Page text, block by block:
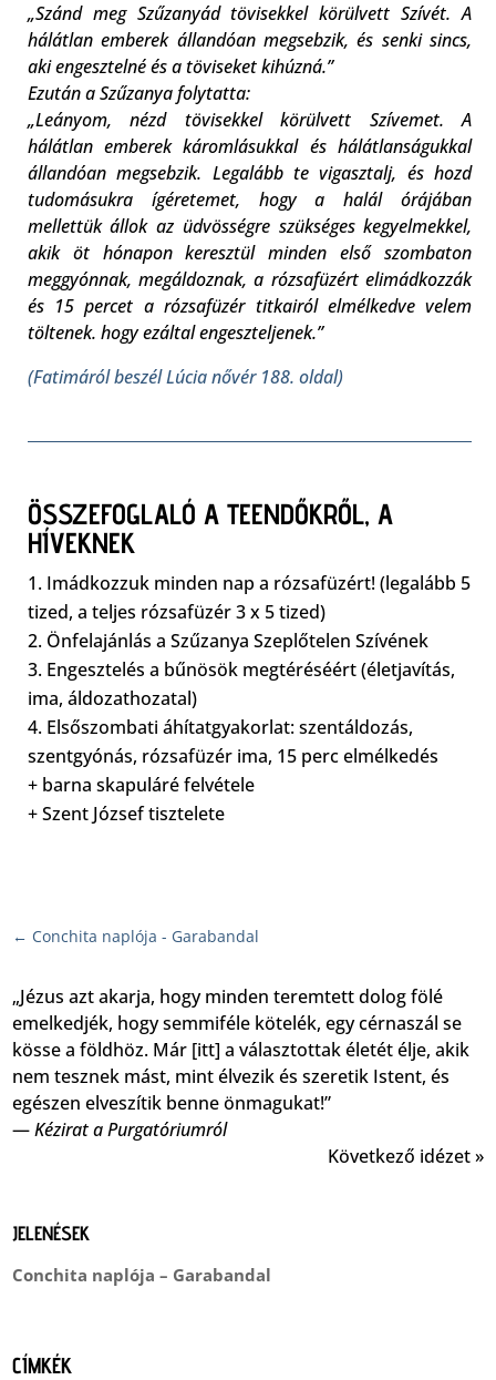
„Szánd meg Szűzanyád tövisekkel körülvett Szívét. A
hálátlan emberek állandóan megsebzik, és senki sincs,
aki engesztelné és a töviseket kihúzná.”
Ezután a Szűzanya folytatta:
„Leányom, nézd tövisekkel körülvett Szívemet. A
hálátlan emberek káromlásukkal és hálátlanságukkal
állandóan megsebzik. Legalább te vigasztalj, és hozd
tudomásukra ígéretemet, hogy a halál órájában
mellettük állok az üdvösségre szükséges kegyelmekkel,
akik öt hónapon keresztül minden első szombaton
meggyónnak, megáldoznak, a rózsafüzért elimádkozzák
és 15 percet a rózsafüzér titkairól elmélkedve velem
töltenek. hogy ezáltal engeszteljenek.”
(Fatimáról beszél Lúcia nővér 188. oldal)
ÖSSZEFOGLALÓ A TEENDŐKRŐL, A
HÍVEKNEK
Imádkozzuk minden nap a rózsafüzért! (legalább 5
tized, a teljes rózsafüzér 3 x 5 tized)
Önfelajánlás a Szűzanya Szeplőtelen Szívének
Engesztelés a bűnösök megtéréséért (életjavítás,
ima, áldozathozatal)
Elsőszombati áhítatgyakorlat: szentáldozás,
szentgyónás, rózsafüzér ima, 15 perc elmélkedés
+ barna skapuláré felvétele
+ Szent József tisztelete
← Conchita naplója - Garabandal
„Jézus azt akarja, hogy minden teremtett dolog fölé
emelkedjék, hogy semmiféle kötelék, egy cérnaszál se
kösse a földhöz. Már [itt] a választottak életét élje, akik
nem tesznek mást, mint élvezik és szeretik Istent, és
egészen elveszítik benne önmagukat!”
—Kézirat a Purgatóriumról
Következő idézet »
JELENÉSEK
Conchita naplója – Garabandal
CÍMKÉK